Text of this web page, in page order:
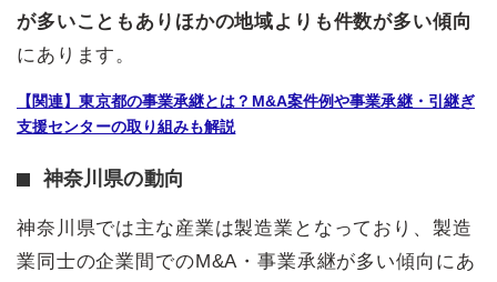
が多いこともありほかの地域よりも件数が多い傾向
にあります。
【関連】東京都の事業承継とは？M&A案件例や事業承継・引継ぎ
支援センターの取り組みも解説
神奈川県の動向
神奈川県では主な産業は製造業となっており、製造
業同士の企業間でのM&A・事業承継が多い傾向にあ